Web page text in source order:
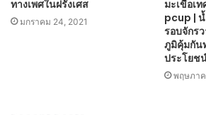
ทางเพศในฝรั่งเศส
มกราคม 24, 2021
มะเขือเ
pcup | น้
รอบจักร
ภูมิคุ้มกัน
ประโยช
พฤษภาค